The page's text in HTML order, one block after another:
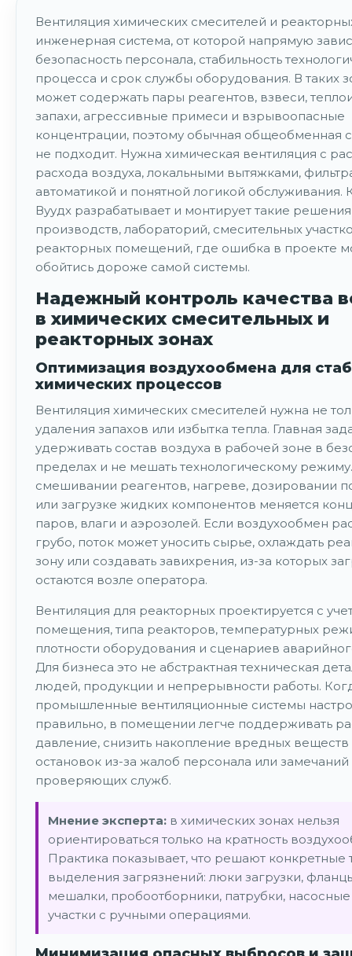
Вентиляция химических смесителей и
инженерная система, от которой напрямую
безопасность персонала, стабильность
процесса и срок службы оборудования. В таких
может содержать пары реагентов, взвеси,
запахи, агрессивные примеси и взрывоопасные
концентрации, поэтому обычная общеобменная
не подходит. Нужна химическая вентиляция с
расхода воздуха, локальными вытяжками,
автоматикой и понятной логикой обслуживания.
Вуудх разрабатывает и монтирует такие
производств, лабораторий, смесительных
реакторных помещений, где ошибка в проекте
обойтись дороже самой системы.
Надежный контроль качества
в химических смесительных и
реакторных зонах
Оптимизация воздухообмена для
химических процессов
Вентиляция химических смесителей нужна не
удаления запахов или избытка тепла. Главная
удерживать состав воздуха в рабочей зоне в
пределах и не мешать технологическому
смешивании реагентов, нагреве, дозировании
или загрузке жидких компонентов меняется
паров, влаги и аэрозолей. Если воздухообмен
грубо, поток может уносить сырье, охлаждать
зону или создавать завихрения, из-за которых
остаются возле оператора.
Вентиляция для реакторных проектируется с
помещения, типа реакторов, температурных
плотности оборудования и сценариев
Для бизнеса это не абстрактная техническая
людей, продукции и непрерывности работы.
промышленные вентиляционные системы
правильно, в помещении легче поддерживать
давление, снизить накопление вредных веществ
остановок из-за жалоб персонала или замечаний
проверяющих служб.
Мнение эксперта: в химических зонах нельзя
ориентироваться только на кратность
Практика показывает, что решают конкретные
выделения загрязнений: люки загрузки,
мешалки, пробоотборники, патрубки,
участки с ручными операциями.